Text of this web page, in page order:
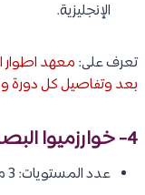
الإنجليزية.
تعرف على: معهد اطوار
بعد وتفاصيل كل دورة
4- خوارزميوا البصائر:
عدد المستويات: 3 مستويات.